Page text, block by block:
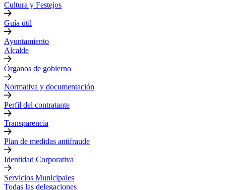
Cultura y Festejos
Guía útil
Ayuntamiento
Alcalde
Órganos de gobierno
Normativa y documentación
Perfil del contratante
Transparencia
Plan de medidas antifraude
Identidad Corporativa
Servicios Municipales
Todas las delegaciones